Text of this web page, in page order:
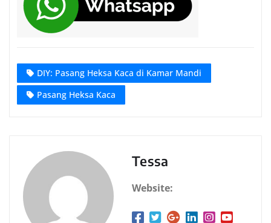
DIY: Pasang Heksa Kaca di Kamar Mandi
Pasang Heksa Kaca
Tessa
Website: